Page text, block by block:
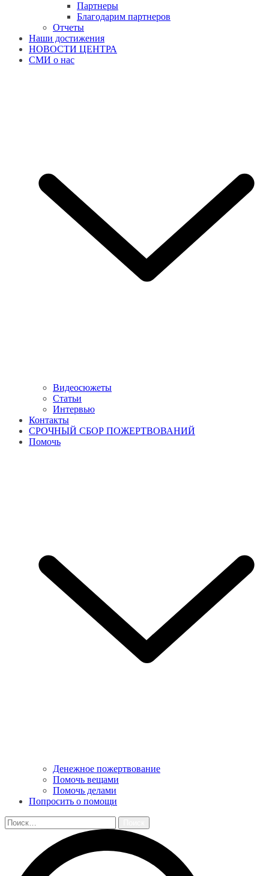
Партнеры
Благодарим партнеров
Отчеты
Наши достижения
НОВОСТИ ЦЕНТРА
СМИ о нас
Видеосюжеты
Статьи
Интервью
Контакты
СРОЧНЫЙ СБОР ПОЖЕРТВОВАНИЙ
Помочь
Денежное пожертвование
Помочь вещами
Помочь делами
Попросить о помощи
Найти: